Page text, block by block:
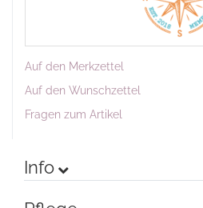
Auf den Merkzettel
Auf den Wunschzettel
Fragen zum Artikel
Info